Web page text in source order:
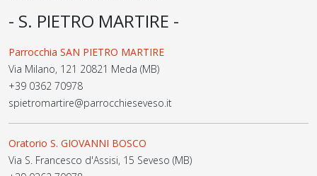
- S. PIETRO MARTIRE -
Parrocchia SAN PIETRO MARTIRE
Via Milano, 121 20821 Meda (MB)
+39 0362 70978
spietromartire@parrocchieseveso.it
Oratorio S. GIOVANNI BOSCO
Via S. Francesco d'Assisi, 15 Seveso (MB)